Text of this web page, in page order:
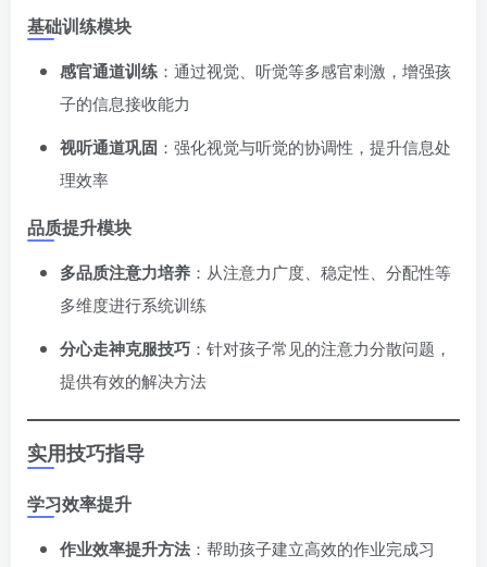
基础训练模块
感官通道训练 ：通过视觉、听觉等多感官刺激，增强孩
子的信息接收能力
视听通道巩固 ：强化视觉与听觉的协调性，提升信息处
理效率
品质提升模块
多品质注意力培养 ：从注意力广度、稳定性、分配性等
多维度进行系统训练
分心走神克服技巧 ：针对孩子常见的注意力分散问题，
提供有效的解决方法
实用技巧指导
学习效率提升
作业效率提升方法 ：帮助孩子建立高效的作业完成习